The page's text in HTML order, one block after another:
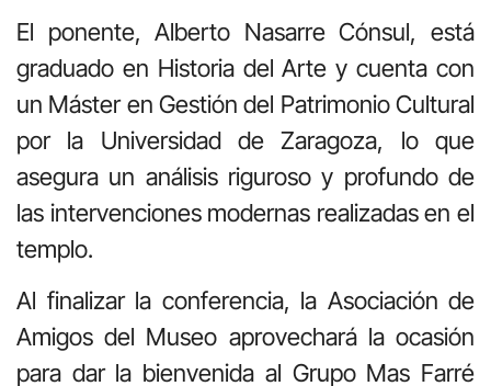
El ponente, Alberto Nasarre Cónsul, está
graduado en Historia del Arte y cuenta con
un Máster en Gestión del Patrimonio Cultural
por la Universidad de Zaragoza, lo que
asegura un análisis riguroso y profundo de
las intervenciones modernas realizadas en el
templo.
Al finalizar la conferencia, la Asociación de
Amigos del Museo aprovechará la ocasión
para dar la bienvenida al Grupo Mas Farré